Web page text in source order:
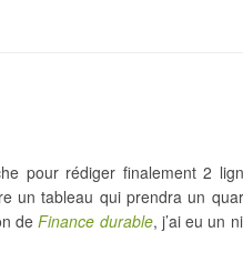
pour rédiger finalement 2
un tableau qui prendra un
deFinance durable, j’ai eu un